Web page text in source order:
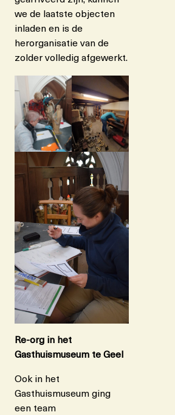
we de laatste objecten
inladen en is de
herorganisatie van de
zolder volledig afgewerkt.
Re-org in het
Gasthuismuseum te Geel
Ook in het
Gasthuismuseum ging
een team